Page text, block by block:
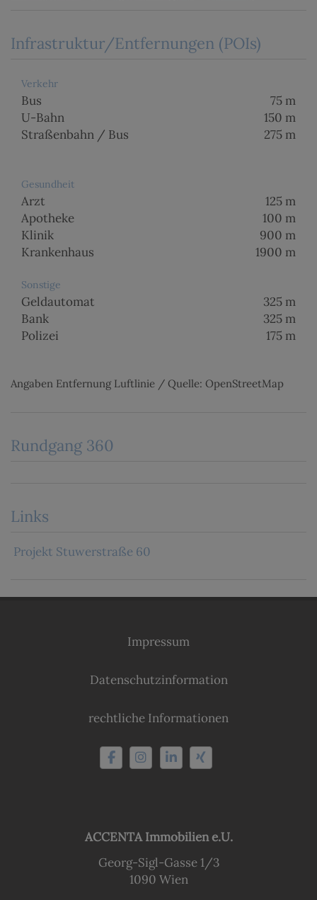
Infrastruktur/Entfernungen (POIs)
Verkehr
Bus
75 m
U-Bahn
150 m
Straßenbahn / Bus
275 m
Gesundheit
Arzt
125 m
Apotheke
100 m
Klinik
900 m
Krankenhaus
1900 m
Sonstige
Geldautomat
325 m
Bank
325 m
Polizei
175 m
Angaben Entfernung Luftlinie / Quelle: OpenStreetMap
Rundgang 360
Links
Projekt Stuwerstraße 60
Impressum
Datenschutzinformation
rechtliche Informationen
ACCENTA Immobilien e.U.
Georg-Sigl-Gasse 1/3
1090 Wien